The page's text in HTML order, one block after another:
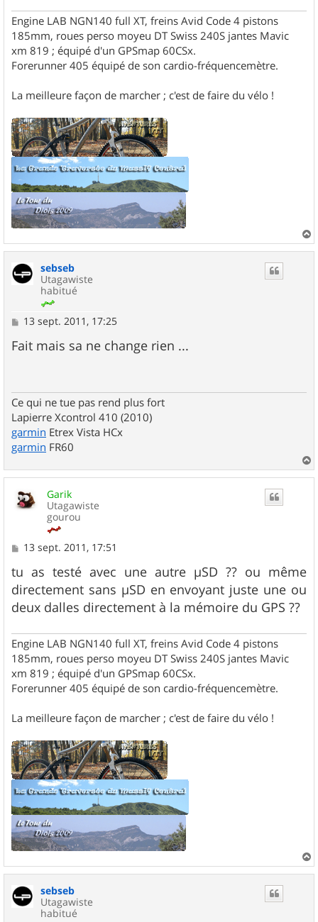
Engine LAB NGN140 full XT, freins Avid Code 4 pistons
185mm, roues perso moyeu DT Swiss 240S jantes Mavic
xm 819 ; équipé d'un GPSmap 60CSx.
Forerunner 405 équipé de son cardio-fréquencemètre.
La meilleure façon de marcher ; c'est de faire du vélo !
a
sebseb
Utagawiste
habitué
M
s
s
13 sept. 2011, 17:25
Fait mais sa ne change rien ...
Ce qui ne tue pas rend plus fort
Lapierre Xcontrol 410 (2010)
garmin Etrex Vista HCx
garmin FR60
a
Garik
Utagawiste
gourou
M
s
s
a
g
e
13 sept. 2011, 17:51
tu as testé avec une autre µSD ?? ou même
directement sans µSD en envoyant juste une ou
deux dalles directement à la mémoire du GPS ??
Engine LAB NGN140 full XT, freins Avid Code 4 pistons
185mm, roues perso moyeu DT Swiss 240S jantes Mavic
xm 819 ; équipé d'un GPSmap 60CSx.
Forerunner 405 équipé de son cardio-fréquencemètre.
La meilleure façon de marcher ; c'est de faire du vélo !
a
sebseb
Utagawiste
habitué